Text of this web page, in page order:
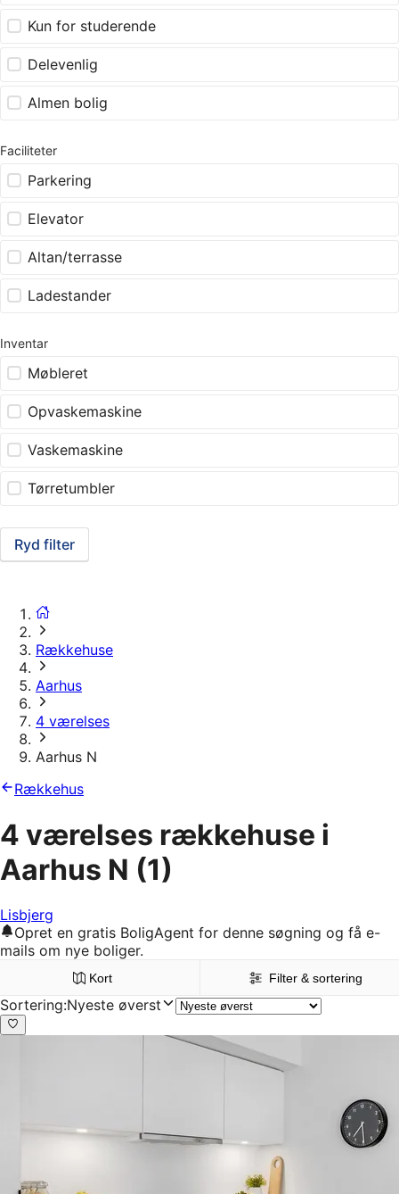
Kun for studerende
Delevenlig
Almen bolig
Faciliteter
Parkering
Elevator
Altan/terrasse
Ladestander
Inventar
Møbleret
Opvaskemaskine
Vaskemaskine
Tørretumbler
Ryd filter
Rækkehuse
Aarhus
4 værelses
Aarhus N
Rækkehus
4 værelses rækkehuse i
Aarhus N (1)
Lisbjerg
Opret en gratis BoligAgent for denne søgning og få e-
mails om nye boliger.
Kort Filter & sortering
Sortering:Nyeste øverst